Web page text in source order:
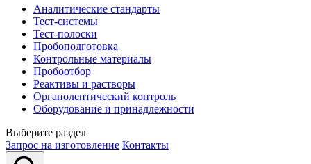
Аналитические стандарты
Тест-системы
Тест-полоски
Пробоподготовка
Контрольные материалы
Пробоотбор
Реактивы и растворы
Органолептический контроль
Оборудование и принадлежности
Выберите раздел
Запрос на изготовление Контакты